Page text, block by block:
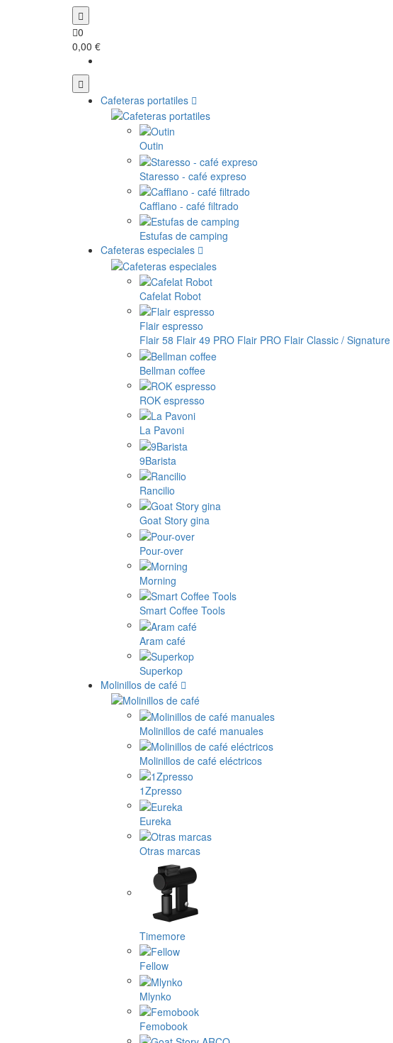
0
0,00 €
Cafeteras portatiles
Outin
Staresso - café expreso
Cafflano - café filtrado
Estufas de camping
Cafeteras especiales
Cafelat Robot
Flair espresso
Flair 58 Flair 49 PRO Flair PRO Flair Classic / Signature
Bellman coffee
ROK espresso
La Pavoni
9Barista
Rancilio
Goat Story gina
Pour-over
Morning
Smart Coffee Tools
Aram café
Superkop
Molinillos de café
Molinillos de café manuales
Molinillos de café eléctricos
1Zpresso
Eureka
Otras marcas
Timemore
Fellow
Mlynko
Femobook